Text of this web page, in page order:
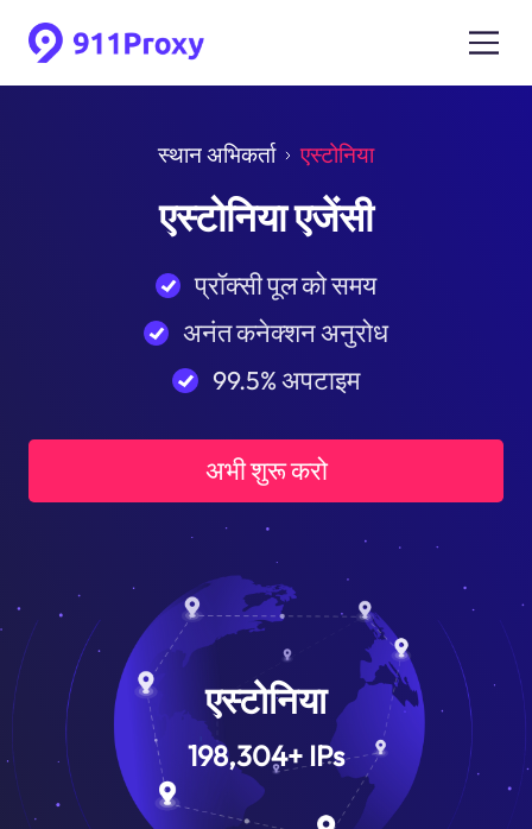
स्थान अभिकर्ता एस्टोनिया
एस्टोनिया एजेंसी
प्रॉक्सी पूल को समय
अनंत कनेक्शन अनुरोध
99.5% अपटाइम
अभी शुरू करो
एस्टोनिया
198,304+ IPs